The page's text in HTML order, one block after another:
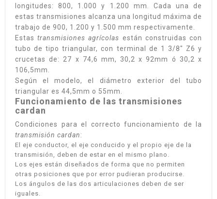
longitudes: 800, 1.000 y 1.200 mm. Cada una de
estas transmisiones alcanza una longitud máxima de
trabajo de 900, 1.200 y 1.500 mm respectivamente.
Estastransmisiones agrícolas están construidas con
tubo de tipo triangular, con terminal de 1 3/8" Z6 y
crucetas de: 27 x 74,6 mm, 30,2 x 92mm ó 30,2 x
106,5mm.
Según el modelo, el diámetro exterior del tubo
triangular es 44,5mm o 55mm.
Funcionamiento de las transmisiones
cardan
Condiciones para el correcto funcionamiento de la
transmisión cardan:
El eje conductor, el eje conducido y el propio eje de la
transmisión, deben de estar en el mismo plano.
Los ejes están diseñados de forma que no permiten
otras posiciones que por error pudieran producirse.
Los ángulos de las dos articulaciones deben de ser
iguales.